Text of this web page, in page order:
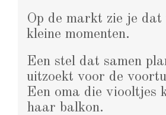
Op de markt zie je
kleine momenten.
Een stel dat samen
uitzoekt voor de
Een oma die viooltjes
haar balkon.